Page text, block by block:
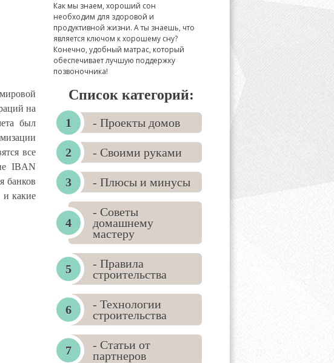
на
был
все
IBAN
банков
и какие
Как мы знаем, хороший сон
необходим для здоровой и
продуктивной жизни. А ты знаешь, что
является ключом к хорошему сну?
Конечно, удобный матрас, который
обеспечивает лучшую поддержку
позвоночника!
Список категорий:
- Проекты домов
- Своими руками
- Плюсы и минусы
- Советы
домашнему
мастеру
- Правила
строительства
- Технологии
строительства
- Статьи от
партнеров